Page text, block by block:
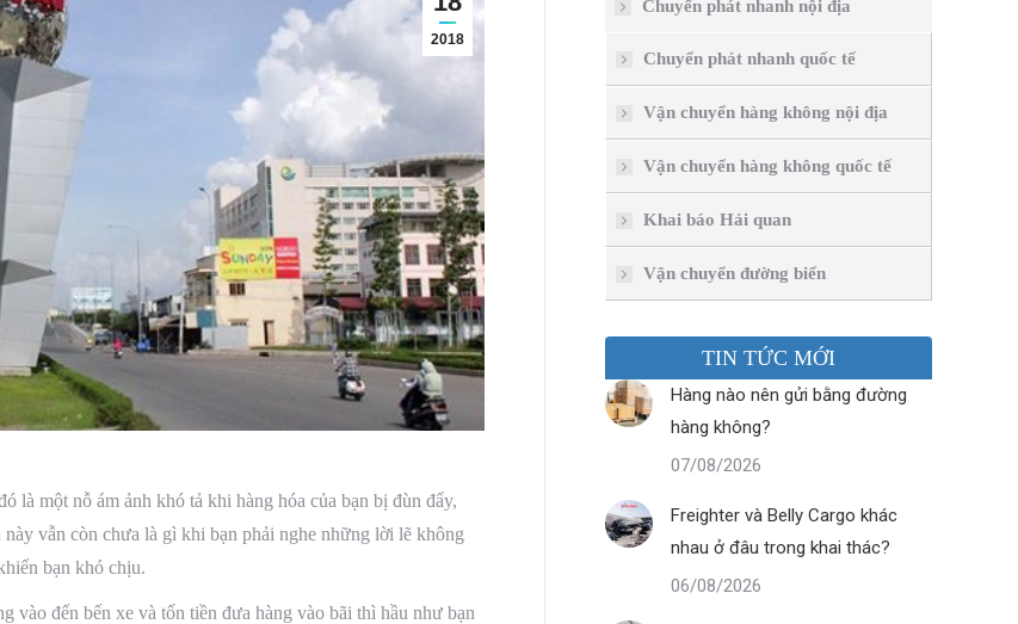
2018
là một nỗ ám ảnh khó tả khi hàng hóa của bạn bị đùn đẩy,
vẫn còn chưa là gì khi bạn phải nghe những lời lẽ không
bạn khó chịu.
vào đến bến xe và tốn tiền đưa hàng vào bãi thì hầu như bạn
Chuyển phát nhanh nội địa
Chuyển phát nhanh quốc tế
Vận chuyển hàng không nội địa
Vận chuyển hàng không quốc tế
Khai báo Hải quan
Vận chuyển đường biển
TIN TỨC MỚI
Hàng nào nên gửi bằng đường
hàng không?
07/08/2026
Freighter và Belly Cargo khác
nhau ở đâu trong khai thác?
06/08/2026